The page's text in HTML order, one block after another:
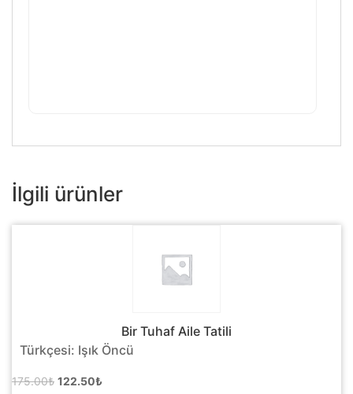
İlgili ürünler
Bir Tuhaf Aile Tatili
Türkçesi: Işık Öncü
175.00₺ Orijinal
122.50₺Şu